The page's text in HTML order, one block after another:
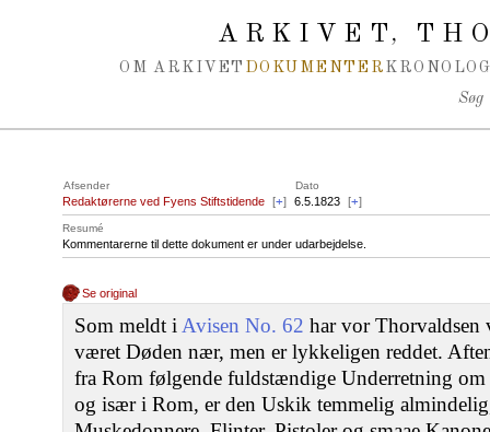
ARKIVET,
OM ARKIVET DOKUMENTER
Søg
Afsender Dato
Redaktørerne ved Fyens Stiftstidende [+] 6.5.1823 [+]
Resumé
Kommentarerne til dette dokument er under udarbejdelse.
Se original
Som meldt i Avisen No. 62 har vor
været Døden nær, men er lykkeligen reddet.
fra Rom følgende fuldstændige Underretning
og især i Rom, er den Uskik temmelig